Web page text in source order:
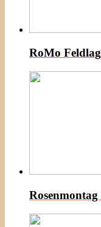
RoMo
Rosenmontag